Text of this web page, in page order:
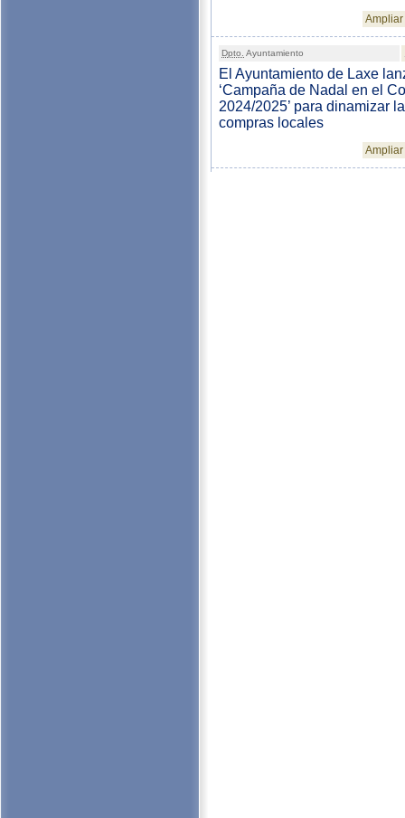
Dpto. Ayuntamiento
El Ayuntamiento de Laxe
‘Campaña de Nadal en el
2024/2025’ para dinamizar
compras locales